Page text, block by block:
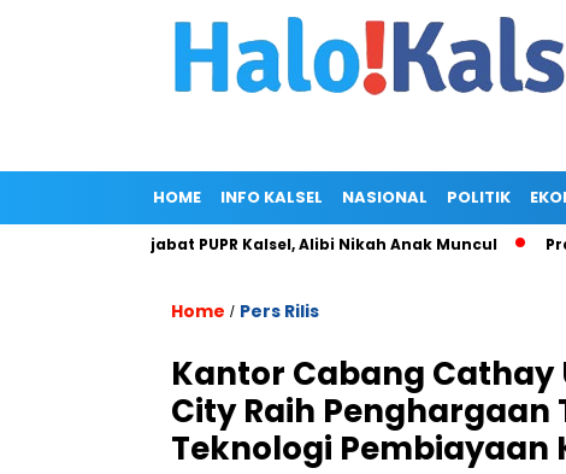
HOME INFO KALSEL NASIONAL POLITIK
Pejabat PUPR Kalsel, Alibi Nikah Anak Muncul Prabowo
Home / Pers Rilis
Kantor Cabang Cathay
City Raih Penghargaan
Teknologi Pembiayaan